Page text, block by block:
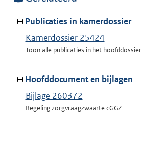
van:
Publicaties in kamerdossier
Kamerdossier 25424
Toon alle publicaties in het hoofddossier
Hoofddocument en bijlagen
Bijlage 260372
Regeling zorgvraagzwaarte cGGZ